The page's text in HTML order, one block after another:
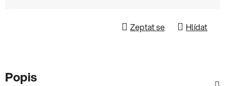
Zeptat se Hlídat
Popis